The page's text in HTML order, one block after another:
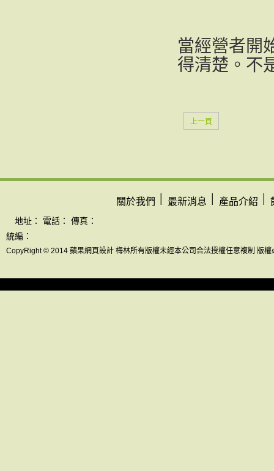
當經營者開
得清楚。不
上一頁
關於我們 最新消息 產品介紹
地址： 電話： 傳真：
統編：
CopyRight © 2014 蘋果網頁設計 梅林所有版權未經本公司合法授權任意複制 版權